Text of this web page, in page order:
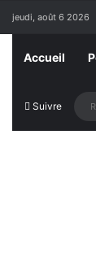
jeudi, août 6 2026
Accueil
Suivre